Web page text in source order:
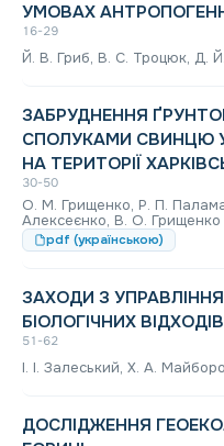
УМОВАХ
16-29
Й. В. Гриб, В. С. Троцюк, Д.
ЗАБРУДНЕННЯ
СПОЛУКАМИ СВИНЦЮ
НА ТЕРИТОРІЇ
30-50
О. М. Грищенко, Р. П.
Алексеєнко, В. О. Грищенко
pdf (українською)
ЗАХОДИ З
БІОЛОГІЧНИХ ВІДХОДІВ
51-62
І. І. Залеський, Х. А.
ДОСЛІДЖЕННЯ